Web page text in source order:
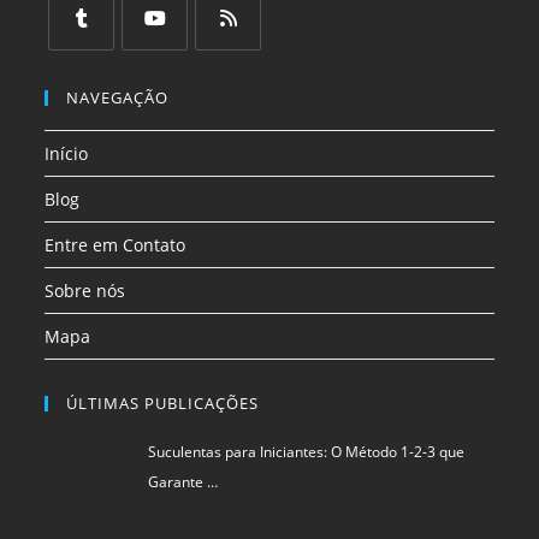
uma
aba
em
uma
aba
uma
em
nova
aba
em
aba
aba
NAVEGAÇÃO
Início
Blog
Entre em Contato
Sobre nós
Mapa
ÚLTIMAS PUBLICAÇÕES
Suculentas para Iniciantes: O Método 1-2-3 que
Garante …